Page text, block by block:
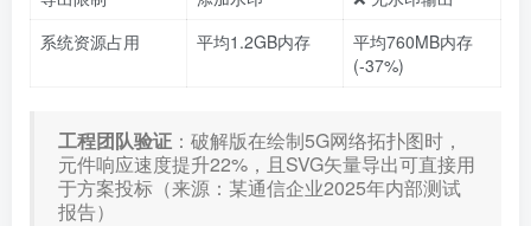
系统资源占用
平均1.2GB内存
平均760MB内存
(-37%)
工程团队验证 ​：破解版在绘制5G网络拓扑图时，
元件响应速度提升22%，且SVG矢量导出可直接用
于方案投标（来源：某通信企业2025年内部测试
报告）